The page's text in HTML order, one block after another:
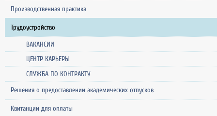
Производственная практика
Трудоустройство
ВАКАНСИИ
ЦЕНТР КАРЬЕРЫ
СЛУЖБА ПО КОНТРАКТУ
Решения о предоставлении академических отпусков
Квитанции для оплаты